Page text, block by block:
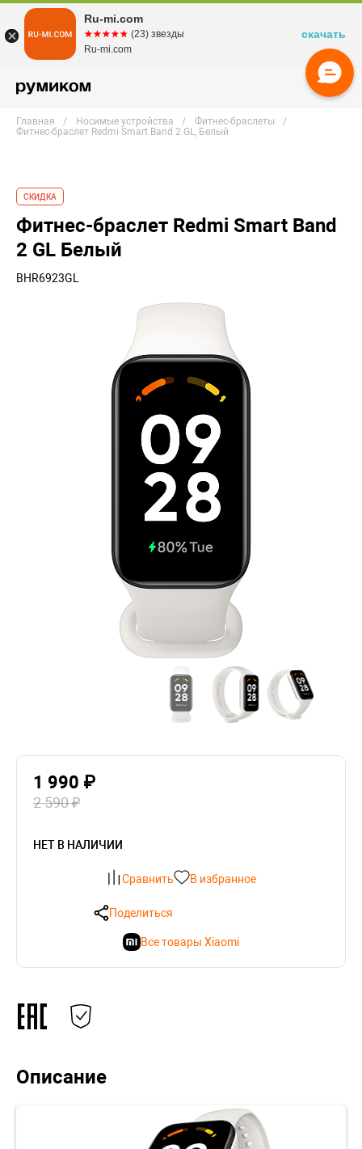
Главная Носимые устройства
Фитнес-браслеты
Фитнес-браслет Redmi Smart Band 2 GL, Белый
СКИДКА
Фитнес-браслет Redmi Smart Band
2 GL Белый
BHR6923GL
1 990 ₽
2 590 ₽
НЕТ В НАЛИЧИИ
Сравнить В избранное
Поделиться
Все товары Xiaomi
Описание
Ru-mi.com
☆☆☆☆☆
★★★★★ (23) звезды
Ru-mi.com
скачать